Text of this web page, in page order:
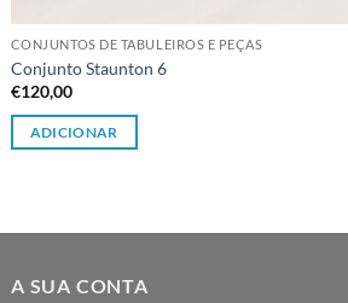
CONJUNTOS DE TABULEIROS E PEÇAS
Conjunto Staunton 6
€120,00
ADICIONAR
A SUA CONTA